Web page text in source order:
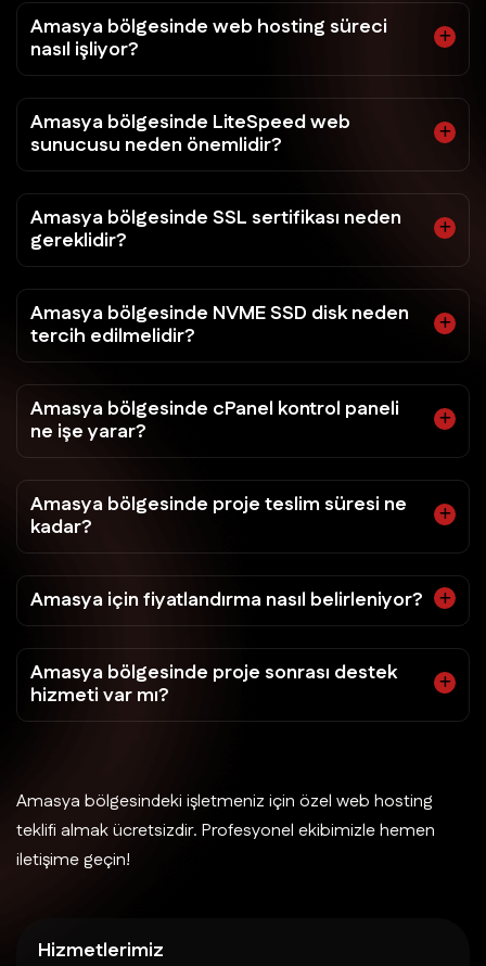
Amasya bölgesinde web hosting süreci
nasıl işliyor?
Amasya bölgesinde LiteSpeed web
sunucusu neden önemlidir?
Amasya bölgesinde SSL sertifikası neden
gereklidir?
Amasya bölgesinde NVME SSD disk neden
tercih edilmelidir?
Amasya bölgesinde cPanel kontrol paneli
ne işe yarar?
Amasya bölgesinde proje teslim süresi ne
kadar?
Amasya için fiyatlandırma nasıl belirleniyor?
Amasya bölgesinde proje sonrası destek
hizmeti var mı?
Amasya bölgesindeki işletmeniz için özel web hosting
teklifi almak ücretsizdir. Profesyonel ekibimizle hemen
iletişime geçin!
Hizmetlerimiz